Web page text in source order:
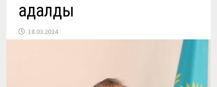
адалдық
18.03.2024